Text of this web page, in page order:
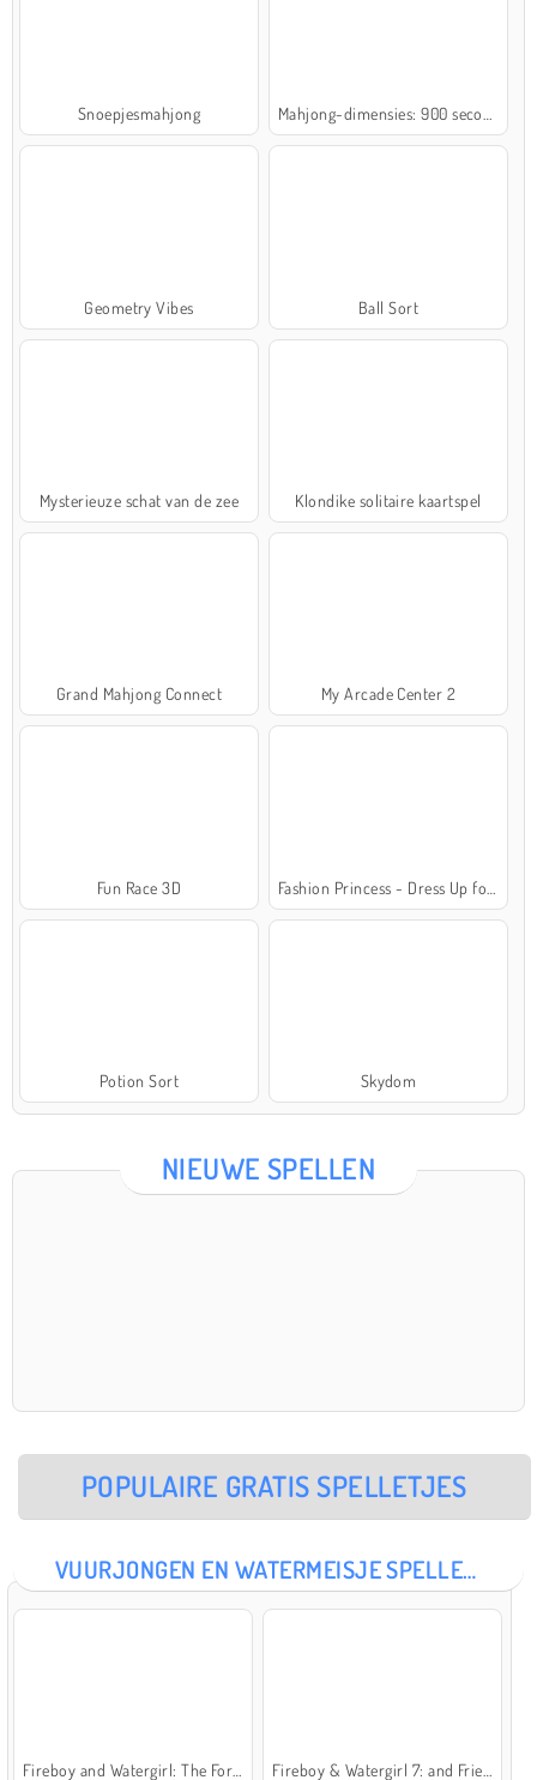
Snoepjesmahjong
Geometry Vibes Ball Sort
Mysterieuze schat van de zee Klondike solitaire kaartspel
Grand Mahjong Connect My Arcade Center 2
Fun Race 3D
Potion Sort Skydom
NIEUWE SPELLEN
POPULAIRE GRATIS SPELLETJES
VUURJONGEN EN WATERMEISJE SPELLETJES